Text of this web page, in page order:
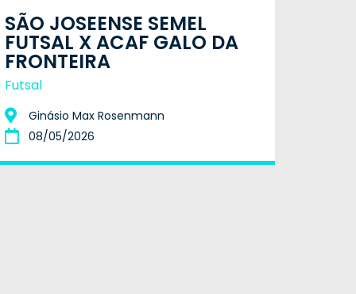
SÃO JOSEENSE SEMEL
FUTSAL X ACAF GALO DA
FRONTEIRA
Futsal
Ginásio Max Rosenmann
08/05/2026